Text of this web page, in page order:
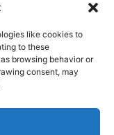
like cookies to
to these
browsing behavior or
consent, may